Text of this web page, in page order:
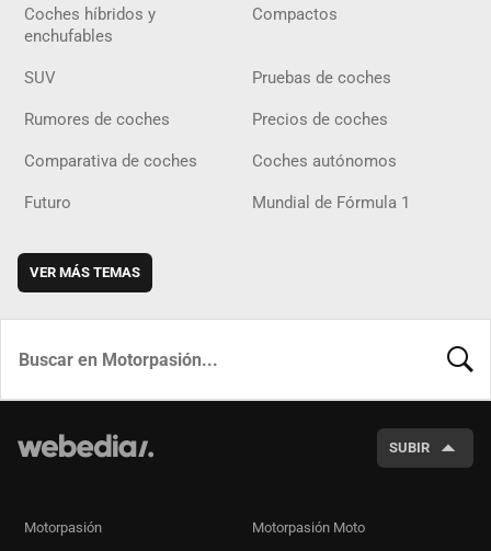
Coches híbridos y
enchufables
Compactos
SUV Pruebas de coches
Rumores de coches Precios de coches
Comparativa de coches Coches autónomos
Futuro Mundial de Fórmula 1
VER MÁS TEMAS
SUBIR
Motorpasión Motorpasión Moto